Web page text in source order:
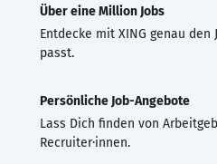
Über eine Million Jobs
Entdecke mit XING genau den
passt.
Persönliche Job-Angebote
Lass Dich finden von
Recruiter·innen.